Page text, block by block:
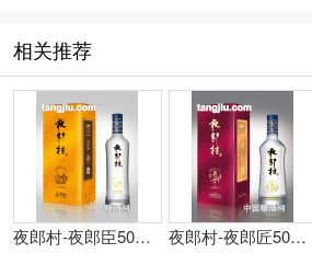
相关推荐
夜郎村-夜郎臣500ml 夜郎村-夜郎匠500ml